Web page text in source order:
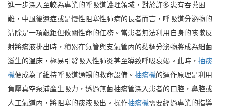
進一步深入至較為專業的呼吸道護理領域，對於許多患有吞嚥困
難，中風後遺症或是慢性阻塞性肺病的長者而言，呼吸道分泌物的
清除是一項艱鉅但攸關性命的任務。當患者無法利用自身的咳嗽反
射將痰液排出時，積累在氣管與支氣管內的黏稠分泌物將成為細菌
滋生的溫床，極易引發吸入性肺炎甚至導致呼吸衰竭。此時， 抽痰
機便成為了維持呼吸道通暢的救命設備。 抽痰機的運作原理是利用
負壓真空泵浦產生吸力，透過無菌抽痰管深入患者的口腔，鼻腔或
人工氣道內，將阻塞的痰液吸出。操作抽痰機需要經過專業的指導